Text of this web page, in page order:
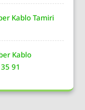
Kablo Tamiri
Kablo
91